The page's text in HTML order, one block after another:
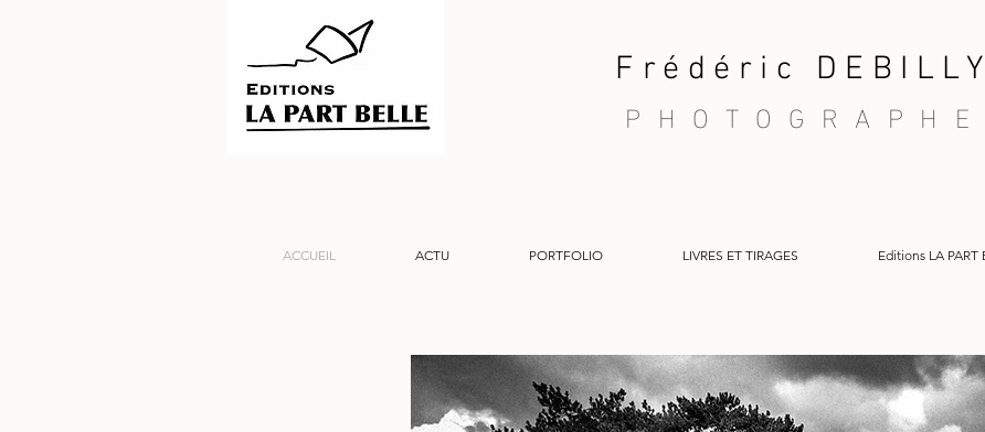
Frédéric DEBILLY
PHOTOGRAPHE
ACCUEIL ACTU PORTFOLIO LIVRES ET TIRAGES Editions LA PART